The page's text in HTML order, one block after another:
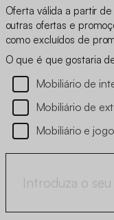
Oferta válida a partir
outras ofertas e
como excluídos de
O que é que gostaria
Mobiliário de
Mobiliário de
Mobiliário e